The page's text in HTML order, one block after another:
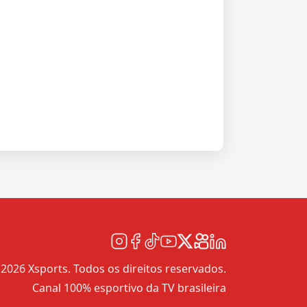
Xsports. Todos os direitos reservados.
Canal 100% esportivo da TV brasileira